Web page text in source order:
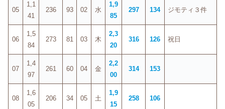
05
1,1
41
236 93 02 水
1,9
85
297 134 ジモティ３件
06
1,5
84
273 81 03 木
2,3
20
316 126 祝日
07
1,4
97
261 60 04 金
2,2
00
314 153
08
1,6
05
206 34 05 土
1,9
15
258 106